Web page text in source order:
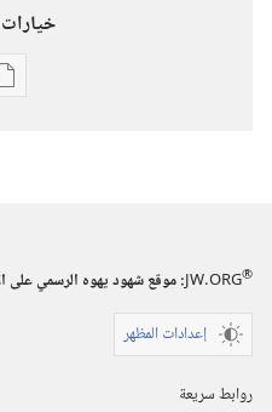
خيارات
JW.ORG®
:‏ موقع شهود يهوه الرسمي على
إعدادات المظهر
روابط سريعة